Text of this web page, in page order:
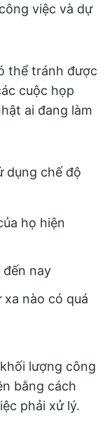
việc và dự
thể tránh được
cuộc họp
ai đang làm
dụng chế độ
họ hiện
nay
nào có quá
lượng công
bằng cách
phải xử lý.